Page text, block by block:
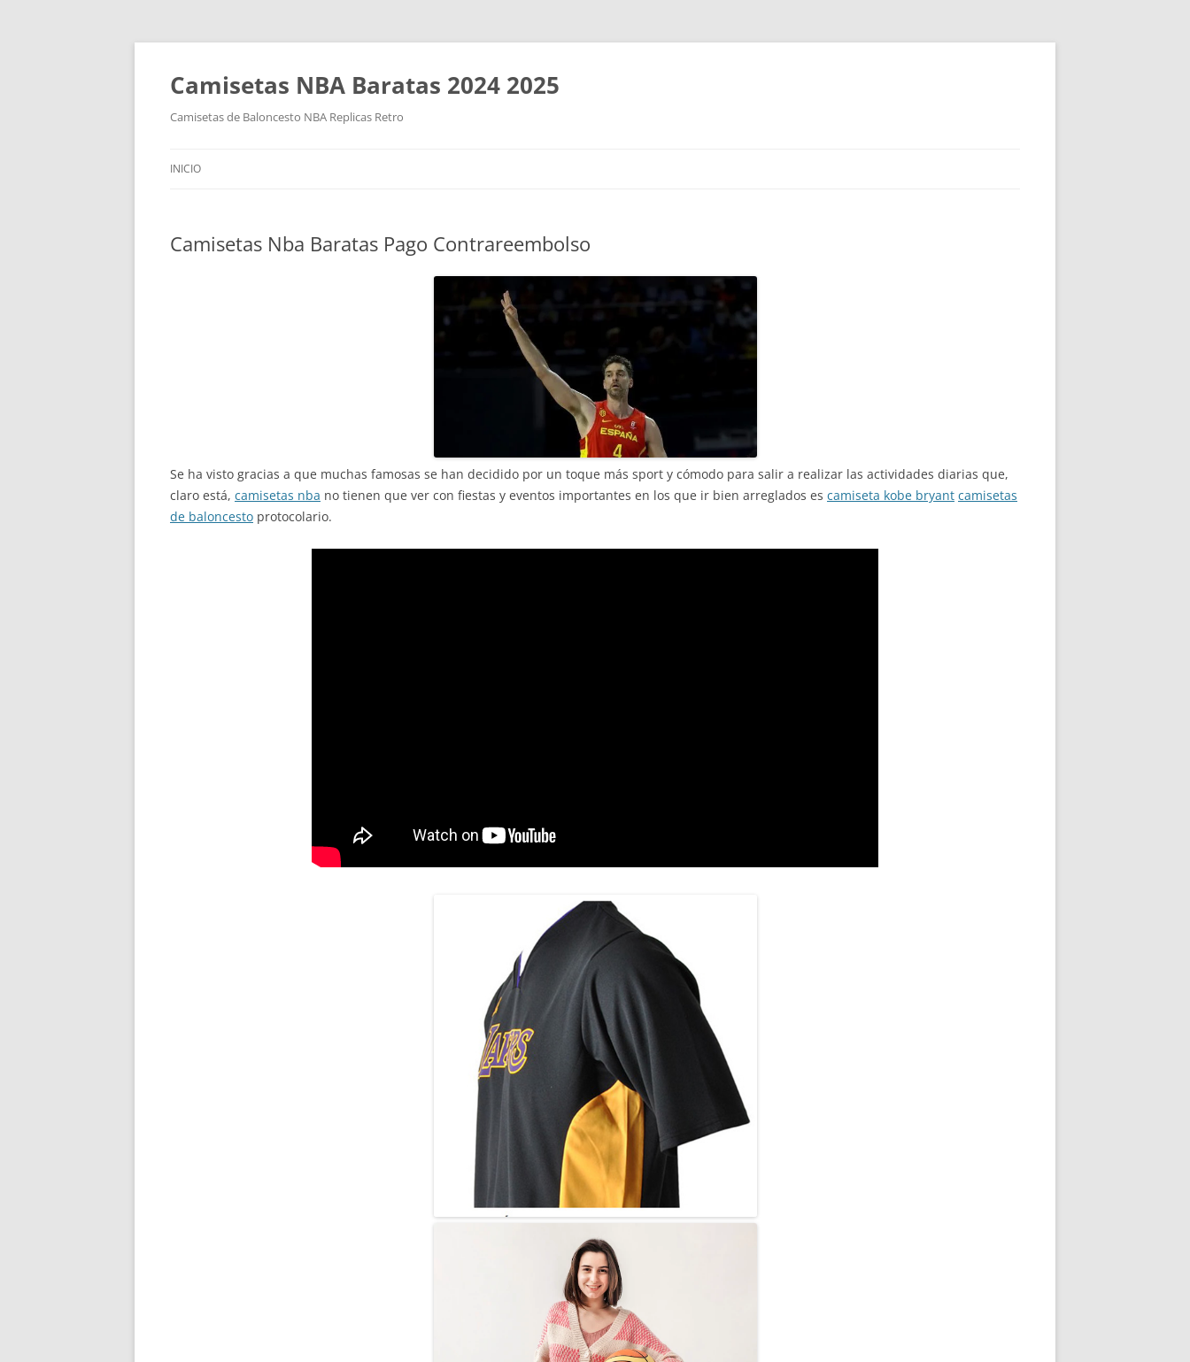
Camisetas NBA Baratas 2024 2025
Camisetas de Baloncesto NBA Replicas Retro
INICIO
Camisetas Nba Baratas Pago Contrareembolso
Se ha visto gracias a que muchas famosas se han decidido por un toque más sport y cómodo para salir a realizar las actividades diarias que,
claro está, camisetas nba no tienen que ver con fiestas y eventos importantes en los que ir bien arreglados es camiseta kobe bryant camisetas
de baloncesto protocolario.